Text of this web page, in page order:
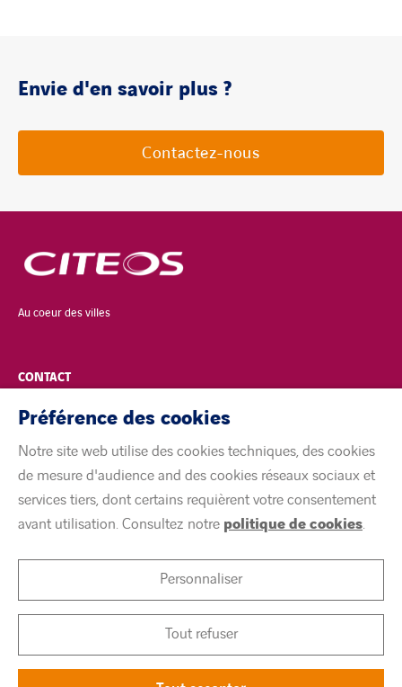
Envie d'en savoir plus ?
Contactez-nous
Au coeur des villes
CONTACT
POLITIQUE DE CONFIDENTIALITÉ
MENTIONS LÉGALES
ACCESSIBILITÉ
COOKIES
twitterlinkedinyoutube
Préférence des cookies
Notre site web utilise des cookies techniques, des cookies
de mesure d'audience and des cookies réseaux sociaux et
services tiers, dont certains requièrent votre consentement
avant utilisation. Consultez notre politique de cookies.
Personnaliser
Tout refuser